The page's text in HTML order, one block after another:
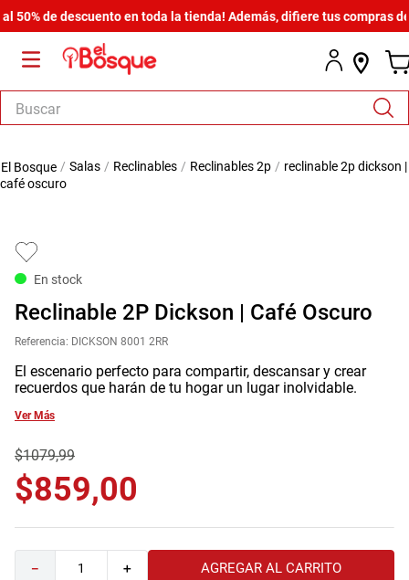
de descuento en toda la tienda! Además, difiere tus compras
Buscar
salas reclinables reclinables 2p
reclinable 2p dickson |
café oscuro
En stock
Reclinable 2P Dickson | Café Oscuro
Referencia: DICKSON 8001 2RR
El escenario perfecto para compartir, descansar y crear
recuerdos que harán de tu hogar un lugar inolvidable.
Ver Más
$1079,99
$859,00
＋
－ AGREGAR AL CARRITO
1.
armario
.
armario lux
7.
havana master
8.
bicama zoe
10. sofa